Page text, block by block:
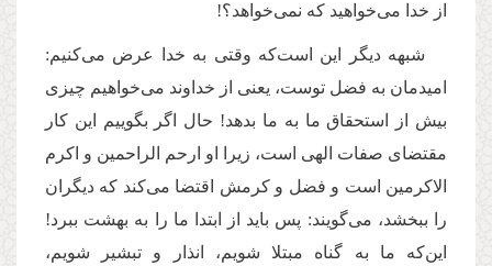
از خدا می‌خواهید که نمی‌خواهد؟!
شبهه دیگر این است‌که وقتی به خدا عرض می‌کنیم:
امیدمان به فضل توست، یعنی از خداوند می‌خواهیم چیزی
بیش از استحقاق ما به ما بدهد! حال اگر بگوییم این کار
مقتضای صفات الهی است، زیرا او ارحم الراحمین و اکرم
الاکرمین است و فضل و کرمش اقتضا می‌کند که دیگران
را ببخشد، می‌گویند: پس باید از ابتدا ما را به بهشت ببرد!
این‌که ما به گناه مبتلا شویم، انذار و تبشیر شویم،